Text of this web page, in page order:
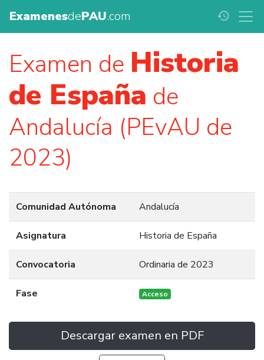
ExamenesdePAU.com history
Examen de Historia
de España de
Andalucía (PEvAU de
2023)
Comunidad Autónoma Andalucía
Asignatura Historia de España
Convocatoria Ordinaria de 2023
Fase Acceso
Descargar examen en PDF